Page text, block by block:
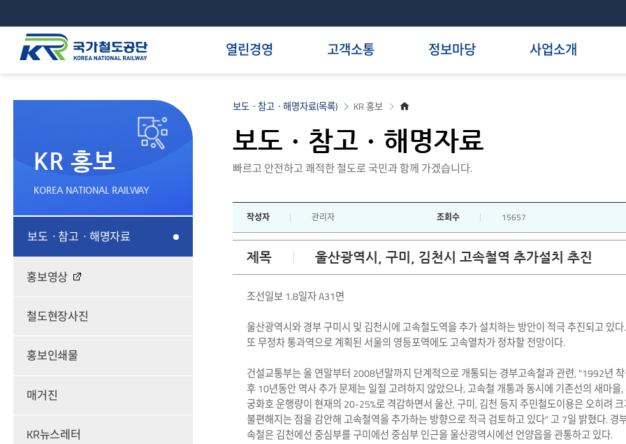
열린경영 고객소통 정보마당 사업소개
KR 홍보
KOREA NATIONAL RAILWAY
보도ㆍ참고ㆍ해명자료
홍보영상
철도현장사진
홍보인쇄물
매거진
KR뉴스레터
로
KR 홍보
보도ㆍ참고ㆍ해명자료(목록)
보도ㆍ참고ㆍ해명자료
빠르고 안전하고 쾌적한 철도로 국민과 함께 가겠습니다.
작성자 관리자 조회수 15657
제목 울산광역시, 구미, 김천시 고속철역 추가설치 추진
조선일보 1.8일자 A31면
울산광역시와 경부 구미시 및 김천시에 고속철도역을 추가 설치하는 방안이 적극 추진되고 있다.
또 무정차 통과역으로 계획된 서울의 영등포역에도 고속열차가 정차할 전망이다.
건설교통부는 올 연말부터 2008년말까지 단계적으로 개통되는 경부고속철과 관련, "1992년
후 10년동안 역사 추가 문제는 일절 고려하지 않았으나, 고속철 개통과 동시에 기존선의 새마을,
궁화호 운행량이 현재의 20-25%로 격감하면서 울산, 구미, 김천 등지 주민철도이용은 오히려 크
불편해지는 점을 감안해 고속철역을 추가하는 방향으로 적극 검토하고 있다" 고 7일 밝혔다. 경
속철은 김천에선 중심부를 구미에선 중심부 인근을 울산광역시에선 언양읍을 관통하고 있다.